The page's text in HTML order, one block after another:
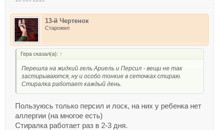
13-й Чертенок
Старожил
Гера сказал(а): ↑
Перешла на жидкий гель Ариель и Персил - вещи не так
застирываются, ну и особо тонкие в сеточках стираю.
Стиралка работает каждый день.
Пользуюсь только персил и лоск, на них у ребенка нет
аллергии (на многое есть)
Стиралка работает раз в 2-3 дня.